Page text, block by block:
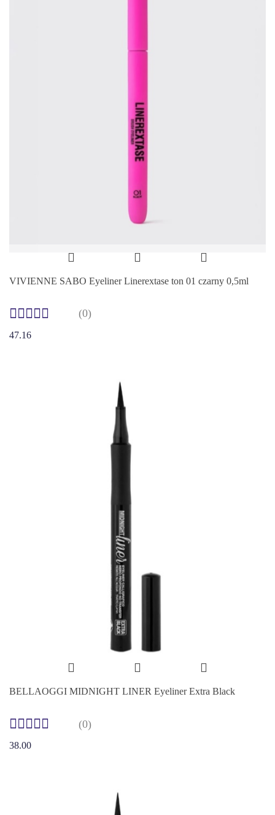
VIVIENNE SABO Eyeliner Linerextase ton 01 czarny 0,5ml
(0)
47.16
BELLAOGGI MIDNIGHT LINER Eyeliner Extra Black
(0)
38.00